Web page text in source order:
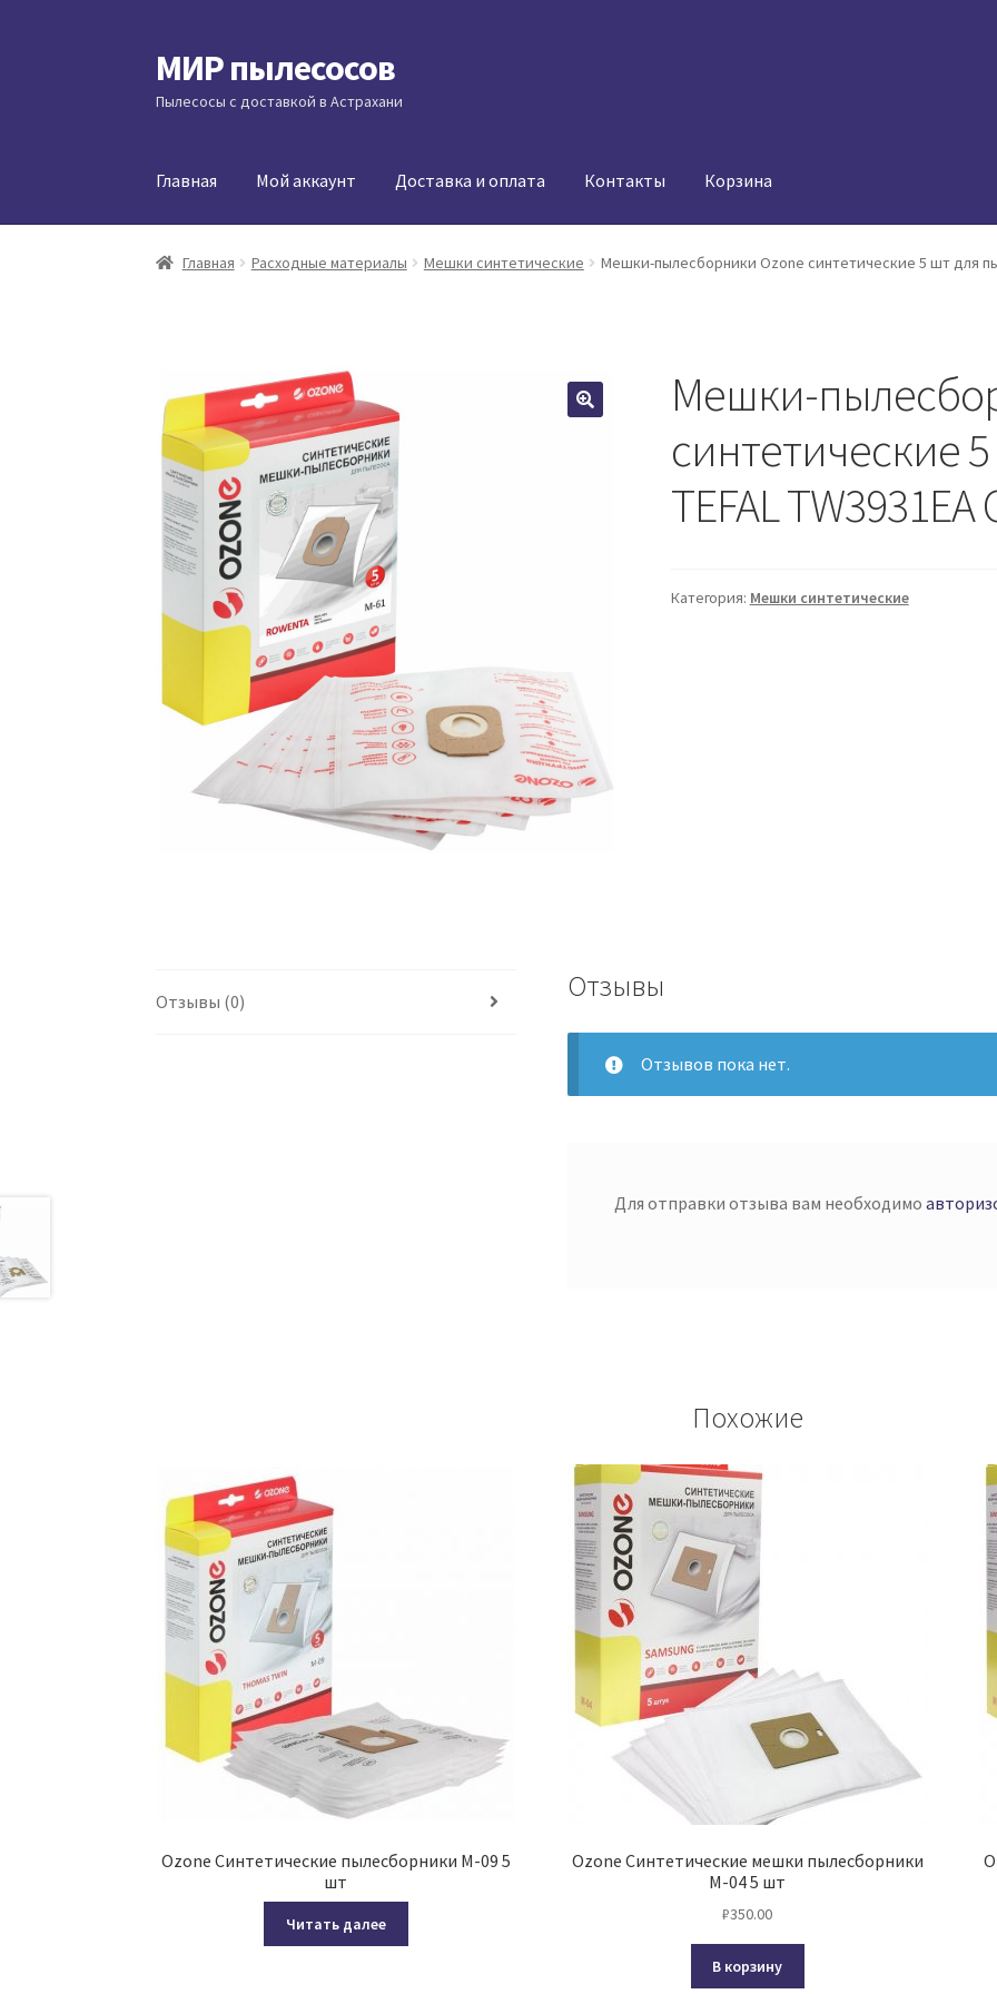
Перейти
к
навигации
Перейти
к
содержимому
МИР пылесосов
Пылесосы с доставкой в Астрахани
Главная Мой аккаунт Доставка и оплата Контакты Корзина
Главная Расходные материалы Мешки синтетические Мешки-пылесборники Ozone синтетические 5 шт для
Мешки-
синтетические
TEFAL TW3931EA
Категория: Мешки синтетические
Отзывы (0) Отзывы
Отзывов пока нет.
Для отправки отзыва вам необходимо
Похожие
Ozone Синтетические пылесборники M-09 5
шт
Читать далее
Ozone Синтетические мешки пылесборники
M-04 5 шт
₽350.00
В корзину